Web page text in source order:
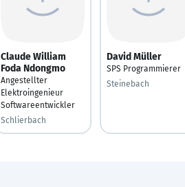
Claude William
Foda Ndongmo
Angestellter
Elektroingenieur
Softwareentwickler
Schlierbach
David Müller
SPS Programmierer
Steinebach